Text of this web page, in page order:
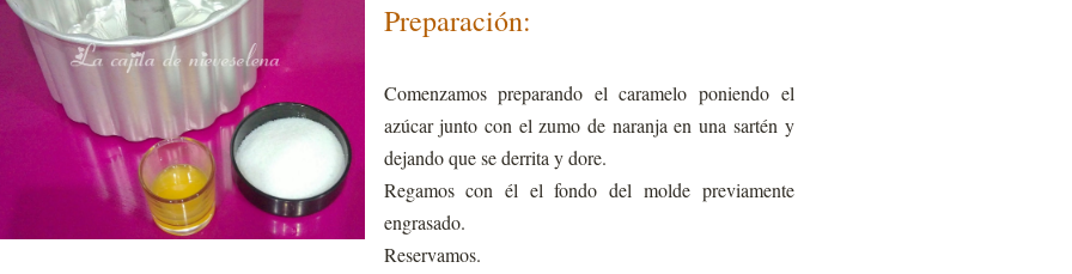
Preparación:
Comenzamos preparando el caramelo poniendo el
azúcar junto con el zumo de naranja en una sartén y
dejando que se derrita y dore.
Regamos con él el fondo del molde previamente
engrasado.
Reservamos.